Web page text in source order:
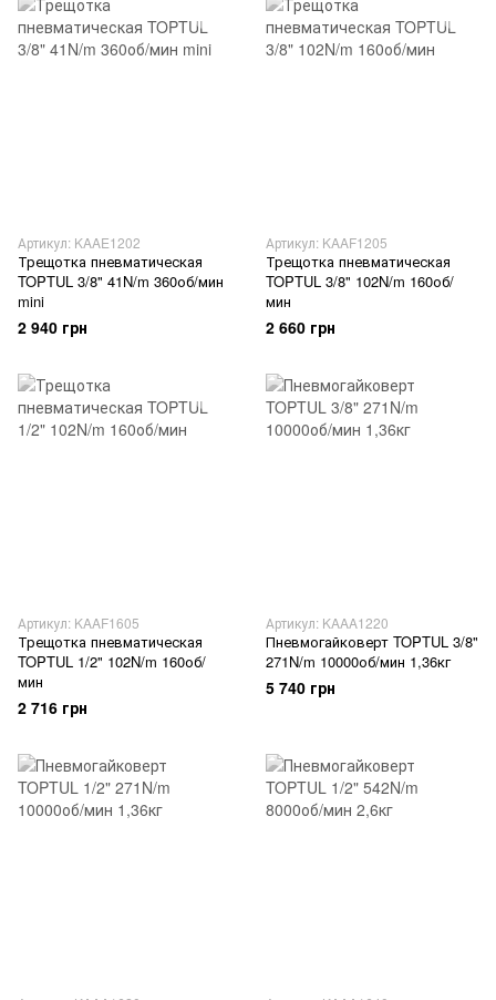
Артикул: KAAE1202
Трещотка пневматическая
TOPTUL 3/8" 41N/m 360об/мин
mini
2 940 грн
Артикул: KAAF1205
Трещотка пневматическая
TOPTUL 3/8" 102N/m 160об/
мин
2 660 грн
Артикул: KAAF1605
Трещотка пневматическая
TOPTUL 1/2" 102N/m 160об/
мин
2 716 грн
Артикул: KAAA1220
Пневмогайковерт TOPTUL 3/8"
271N/m 10000об/мин 1,36кг
5 740 грн